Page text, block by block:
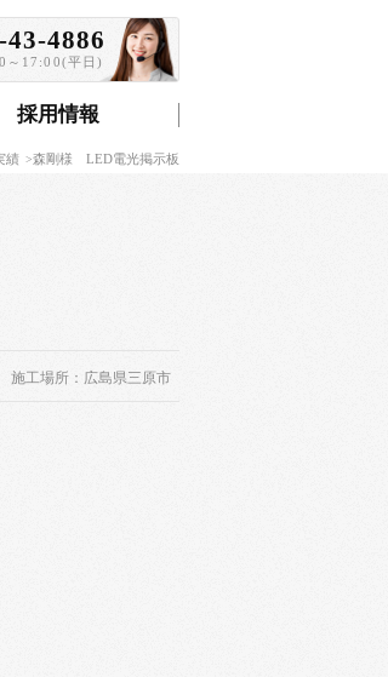
採用情報
43-4886
～17:00(平日)
績 森剛様 LED電光掲示板
施工場所：広島県三原市